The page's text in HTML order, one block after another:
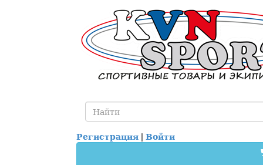
Регистрация | Войти